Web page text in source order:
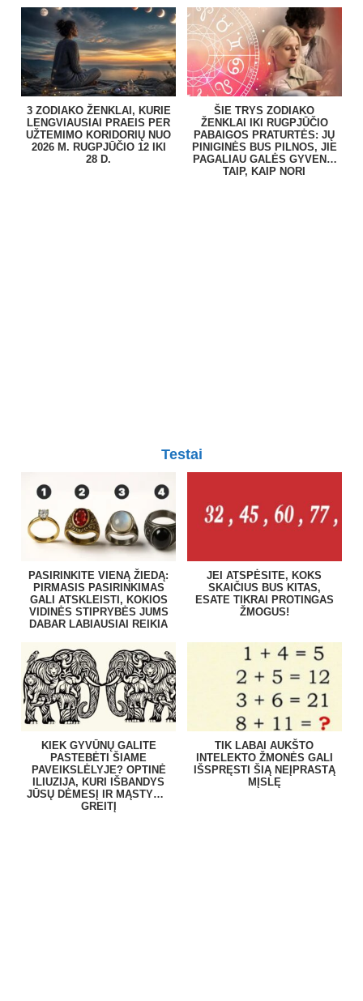
3 ZODIAKO ŽENKLAI, KURIE
LENGVIAUSIAI PRAEIS PER
UŽTEMIMO KORIDORIŲ NUO
2026 M. RUGPJŪČIO 12 IKI
28 D.
ŠIE TRYS ZODIAKO
ŽENKLAI IKI RUGPJŪČIO
PABAIGOS PRATURTĖS: JŲ
PINIGINĖS BUS PILNOS, JIE
PAGALIAU GALĖS GYVENTI
TAIP, KAIP NORI
Testai
PASIRINKITE VIENĄ ŽIEDĄ:
PIRMASIS PASIRINKIMAS
GALI ATSKLEISTI, KOKIOS
VIDINĖS STIPRYBĖS JUMS
DABAR LABIAUSIAI REIKIA
JEI ATSPĖSITE, KOKS
SKAIČIUS BUS KITAS,
ESATE TIKRAI PROTINGAS
ŽMOGUS!
KIEK GYVŪNŲ GALITE
PASTEBĖTI ŠIAME
PAVEIKSLĖLYJE? OPTINĖ
ILIUZIJA, KURI IŠBANDYS
JŪSŲ DĖMESĮ IR MĄSTYMO
GREITĮ
TIK LABAI AUKŠTO
INTELEKTO ŽMONĖS GALI
IŠSPRĘSTI ŠIĄ NEĮPRASTĄ
MĮSLĘ